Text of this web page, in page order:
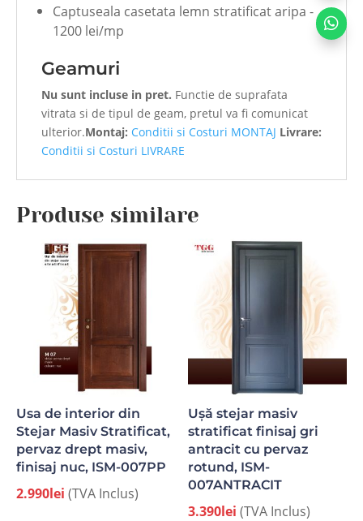
Captuseala casetata lemn stratificat aripa -
1200 lei/mp
Geamuri
Nu sunt incluse in pret. Functie de suprafata
vitrata si de tipul de geam, pretul va fi comunicat
ulterior.Montaj: Conditii si Costuri MONTAJ Livrare:
Conditii si Costuri LIVRARE
Produse similare
Usa de interior din
Stejar Masiv Stratificat,
pervaz drept masiv,
finisaj nuc, ISM-007PP
2.990lei (TVA Inclus)
Ușă stejar masiv
stratificat finisaj gri
antracit cu pervaz
rotund, ISM-
007ANTRACIT
3.390lei (TVA Inclus)
